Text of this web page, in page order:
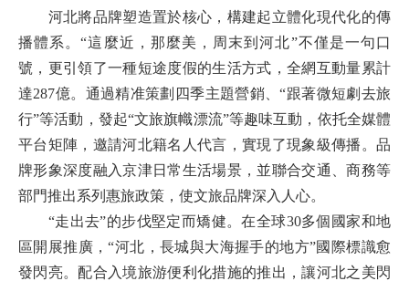
河北將品牌塑造置於核心，構建起立體化現代化的傳
播體系。“這麼近，那麼美，周末到河北”不僅是一句口
號，更引領了一種短途度假的生活方式，全網互動量累計
達287億。通過精准策劃四季主題營銷、“跟著微短劇去旅
行”等活動，發起“文旅旗幟漂流”等趣味互動，依托全媒體
平台矩陣，邀請河北籍名人代言，實現了現象級傳播。品
牌形象深度融入京津日常生活場景，並聯合交通、商務等
部門推出系列惠旅政策，使文旅品牌深入人心。
“走出去”的步伐堅定而矯健。在全球30多個國家和地
區開展推廣，“河北，長城與大海握手的地方”國際標識愈
發閃亮。配合入境旅游便利化措施的推出，讓河北之美閃